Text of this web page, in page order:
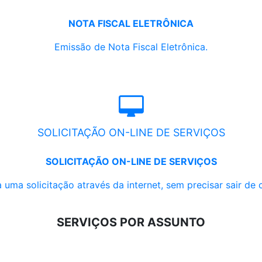
NOTA FISCAL ELETRÔNICA
Emissão de Nota Fiscal Eletrônica.
SOLICITAÇÃO ON-LINE DE SERVIÇOS
SOLICITAÇÃO ON-LINE DE SERVIÇOS
uma solicitação através da internet, sem precisar sair de
SERVIÇOS POR ASSUNTO